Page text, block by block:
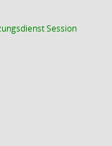
Session(Wird in